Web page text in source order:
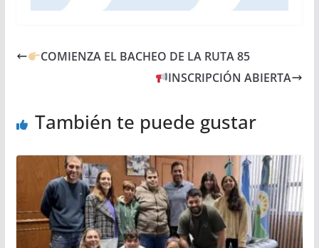
COMIENZA EL BACHEO DE LA RUTA 85
INSCRIPCIÓN ABIERTA
También te puede gustar